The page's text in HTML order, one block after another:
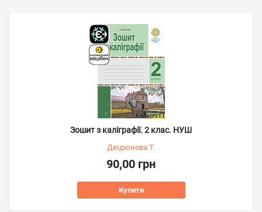
Зошит з каліграфії. 2 клас. НУШ
Дюдюнова Т.
90,00 грн
Купити